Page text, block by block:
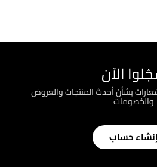
الآن
بشأن أحدث المنتجات والعروض
والخصومات
إنشاء حساب